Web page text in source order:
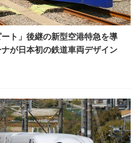
ート」後継の新型空港特急を導
が日本初の鉄道車両デザイン